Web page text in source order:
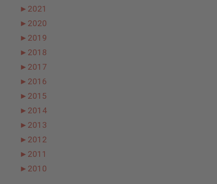
► 2021
► 2020
► 2019
► 2018
► 2017
► 2016
► 2015
► 2014
► 2013
► 2012
► 2011
► 2010